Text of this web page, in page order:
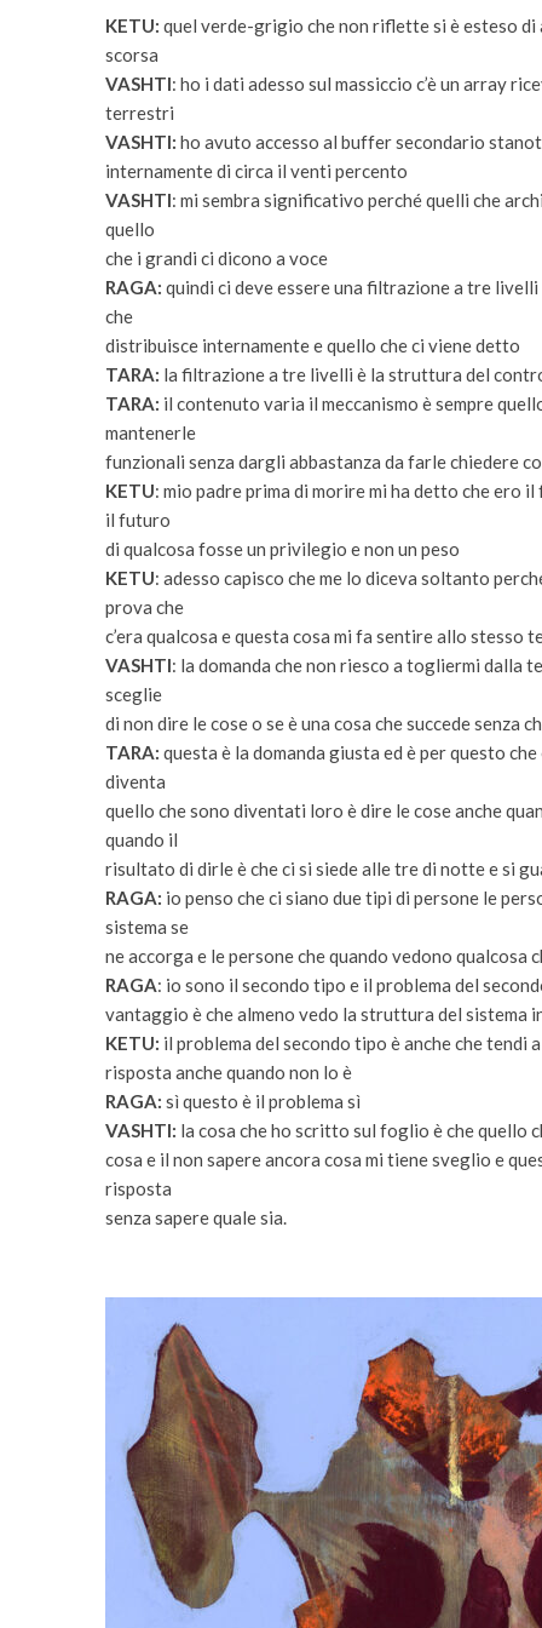
KETU: quel verde-grigio che non riflette si è esteso
scorsa
VASHTI: ho i dati adesso sul massiccio c’è un array
terrestri
VASHTI: ho avuto accesso al buffer secondario
internamente di circa il venti percento
VASHTI: mi sembra significativo perché quelli che
quello
che i grandi ci dicono a voce
RAGA: quindi ci deve essere una filtrazione a tre
che
distribuisce internamente e quello che ci viene detto
TARA: la filtrazione a tre livelli è la struttura del
TARA: il contenuto varia il meccanismo è sempre
mantenerle
funzionali senza dargli abbastanza da farle chiedere
KETU: mio padre prima di morire mi ha detto che ero
il futuro
di qualcosa fosse un privilegio e non un peso
KETU: adesso capisco che me lo diceva soltanto
prova che
c’era qualcosa e questa cosa mi fa sentire allo stesso
VASHTI: la domanda che non riesco a togliermi dalla
sceglie
di non dire le cose o se è una cosa che succede senza
TARA: questa è la domanda giusta ed è per questo
diventa
quello che sono diventati loro è dire le cose anche
quando il
risultato di dirle è che ci si siede alle tre di notte e si
RAGA: io penso che ci siano due tipi di persone le
sistema se
ne accorga e le persone che quando vedono qualcosa
RAGA: io sono il secondo tipo e il problema del
vantaggio è che almeno vedo la struttura del sistema
KETU: il problema del secondo tipo è anche che tendi
risposta anche quando non lo è
RAGA: sì questo è il problema sì
VASHTI: la cosa che ho scritto sul foglio è che quello
cosa e il non sapere ancora cosa mi tiene sveglio e
risposta
senza sapere quale sia.